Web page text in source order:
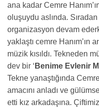
ana kadar Cemre
oluşuydu aslında.
organizasyon devam
yaklaştı cemre Hanım’ın
müzik kısıldı. Tekneden
dev bir ‘ Benime Evlenir
Tekne yanaştığında
amacını anladı ve
etti kız arkadaşına.